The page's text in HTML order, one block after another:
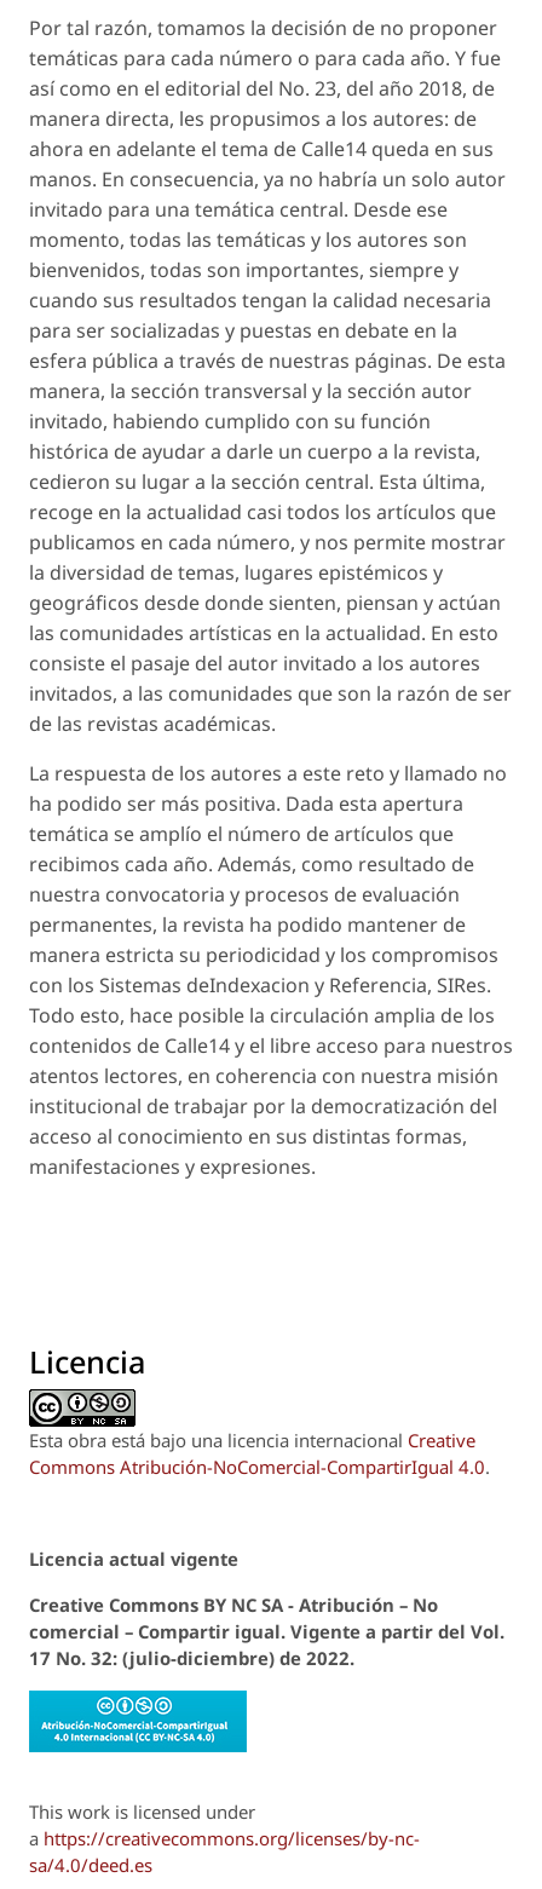
Por tal razón, tomamos la decisión de no proponer
temáticas para cada número o para cada año. Y fue
así como en el editorial del No. 23, del año 2018, de
manera directa, les propusimos a los autores: de
ahora en adelante el tema de Calle14 queda en sus
manos. En consecuencia, ya no habría un solo autor
invitado para una temática central. Desde ese
momento, todas las temáticas y los autores son
bienvenidos, todas son importantes, siempre y
cuando sus resultados tengan la calidad necesaria
para ser socializadas y puestas en debate en la
esfera pública a través de nuestras páginas. De esta
manera, la sección transversal y la sección autor
invitado, habiendo cumplido con su función
histórica de ayudar a darle un cuerpo a la revista,
cedieron su lugar a la sección central. Esta última,
recoge en la actualidad casi todos los artículos que
publicamos en cada número, y nos permite mostrar
la diversidad de temas, lugares epistémicos y
geográficos desde donde sienten, piensan y actúan
las comunidades artísticas en la actualidad. En esto
consiste el pasaje del autor invitado a los autores
invitados, a las comunidades que son la razón de ser
de las revistas académicas.
La respuesta de los autores a este reto y llamado no
ha podido ser más positiva. Dada esta apertura
temática se amplío el número de artículos que
recibimos cada año. Además, como resultado de
nuestra convocatoria y procesos de evaluación
permanentes, la revista ha podido mantener de
manera estricta su periodicidad y los compromisos
con los Sistemas deIndexacion y Referencia, SIRes.
Todo esto, hace posible la circulación amplia de los
contenidos de Calle14 y el libre acceso para nuestros
atentos lectores, en coherencia con nuestra misión
institucional de trabajar por la democratización del
acceso al conocimiento en sus distintas formas,
manifestaciones y expresiones.
Licencia
Esta obra está bajo una licencia internacional Creative
Commons Atribución-NoComercial-CompartirIgual 4.0.
Licencia actual vigente
Creative Commons BY NC SA - Atribución – No
comercial – Compartir igual. Vigente a partir del Vol.
17 No. 32: (julio-diciembre) de 2022.
This work is licensed under
a https://creativecommons.org/licenses/by-nc-
sa/4.0/deed.es